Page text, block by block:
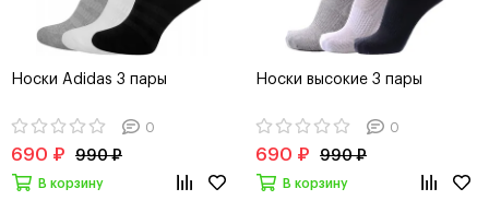
Носки Adidas 3 пары
0
690 ₽ 990 ₽
В корзину
Носки высокие 3 пары
0
690 ₽ 990 ₽
В корзину